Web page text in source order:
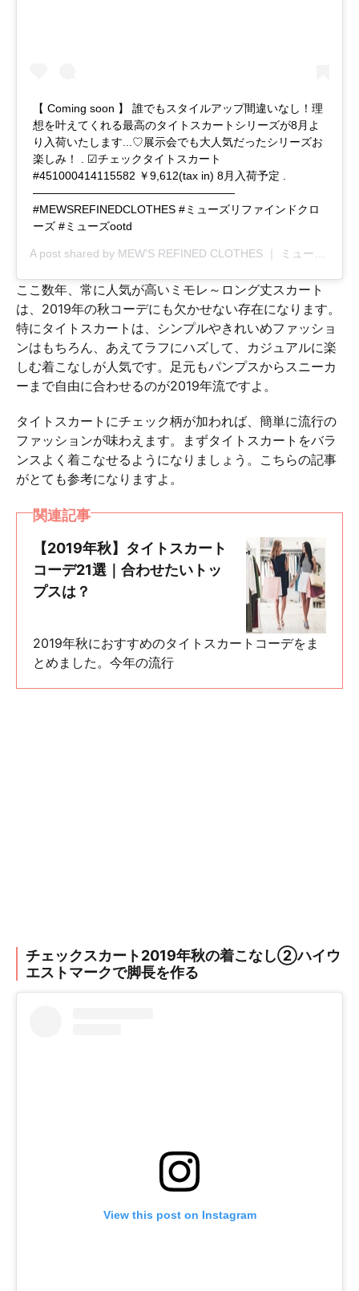
【 Coming soon 】 誰でもスタイルアップ間違いなし！理
想を叶えてくれる最高のタイトスカートシリーズが8月よ
り入荷いたします...♡展示会でも大人気だったシリーズお
楽しみ！ . ☑︎チェックタイトスカート
#451000414115582 ￥9,612(tax in) 8月入荷予定 .
——————————————————
#MEWSREFINEDCLOTHES #ミューズリファインドクロ
ーズ #ミューズootd
A post shared by MEW'S REFINED CLOTHES ｜ ミューズ
ここ数年、常に人気が高いミモレ～ロング丈スカート
は、2019年の秋コーデにも欠かせない存在になります。
特にタイトスカートは、シンプルやきれいめファッショ
ンはもちろん、あえてラフにハズして、カジュアルに楽
しむ着こなしが人気です。足元もパンプスからスニーカ
ーまで自由に合わせるのが2019年流ですよ。
タイトスカートにチェック柄が加われば、簡単に流行の
ファッションが味わえます。まずタイトスカートをバラ
ンスよく着こなせるようになりましょう。こちらの記事
がとても参考になりますよ。
関連記事
【2019年秋】タイトスカート
コーデ21選｜合わせたいトッ
プスは？
2019年秋におすすめのタイトスカートコーデをま
とめました。今年の流行
チェックスカート2019年秋の着こなし②ハイウ
エストマークで脚長を作る
View this post on Instagram